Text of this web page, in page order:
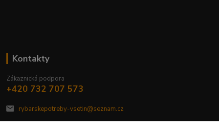
Kontakty
Zákaznická podpora
+420 732 707 573
rybarskepotreby-vsetin@seznam.cz